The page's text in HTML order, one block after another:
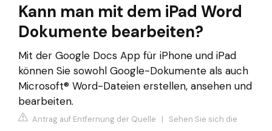
Kann man mit dem iPad Word
Dokumente bearbeiten?
Mit der Google Docs App für iPhone und iPad
können Sie sowohl Google-Dokumente als auch
Microsoft® Word-Dateien erstellen, ansehen und
bearbeiten.
Antrag auf Entfernung der Quelle | Sehen Sie sich die